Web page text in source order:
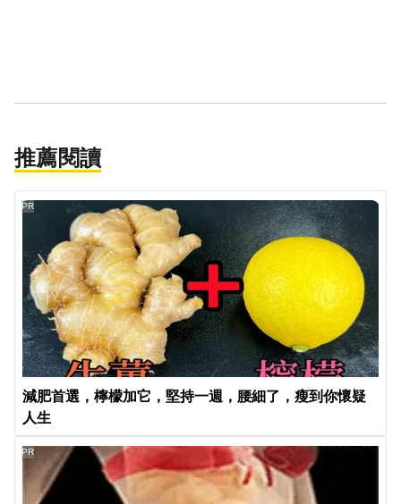
推薦閱讀
減肥首選，檸檬加它，堅持一週，腰細了，瘦到你懷疑
人生
PR
PR